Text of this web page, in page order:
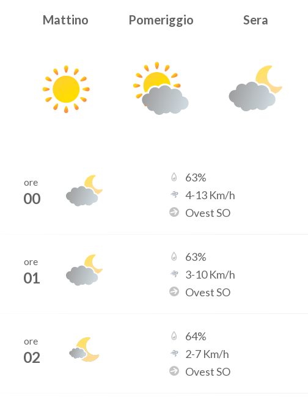
Mattino Pomeriggio Sera
ore
00
63%
4-13 Km/h
Ovest SO
ore
01
63%
3-10Km/h
Ovest SO
ore
02
64%
2-7 Km/h
Ovest SO